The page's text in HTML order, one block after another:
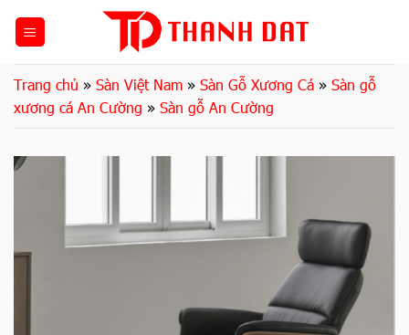
dungTrang chủ » Sàn Việt Nam » Sàn Gỗ Xương Cá » Sàn gỗ
xương cá An Cường » Sàn gỗ An Cường